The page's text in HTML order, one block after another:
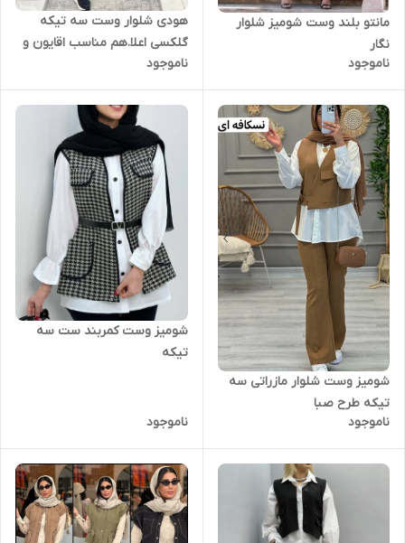
مانتو بلند وست شومیز شلوار
نگار
ناموجود
هودی شلوار وست سه تیکه
گلکسی اعلا.هم مناسب اقایون و
هم خانوم ها
ناموجود
شومیز وست شلوار مازراتی سه
تیکه طرح صبا
ناموجود
شومیز وست کمربند ست سه
تیکه
ناموجود